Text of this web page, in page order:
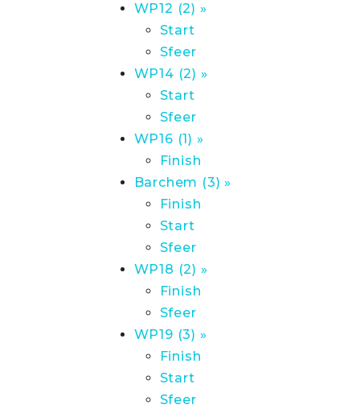
WP12 (2) »
Start
Sfeer
WP14 (2) »
Start
Sfeer
WP16 (1) »
Finish
Barchem (3) »
Finish
Start
Sfeer
WP18 (2) »
Finish
Sfeer
WP19 (3) »
Finish
Start
Sfeer